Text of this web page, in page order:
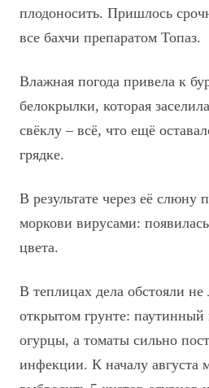
плодоносить. Пришлось
все бахчи препаратом Топаз.
Влажная погода привела к
белокрылки, которая
свёклу – всё, что ещё
грядке.
В результате через её слюну
моркови вирусами:
цвета.
В теплицах дела обстояли
открытом грунте: паутинный
огурцы, а томаты сильно
инфекции. К началу августа